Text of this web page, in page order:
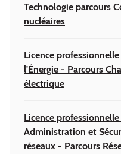
Technologie parcours
nucléaires
Licence
l'Énergie - Parcours
électrique
Licence
Administration et
réseaux - Parcours